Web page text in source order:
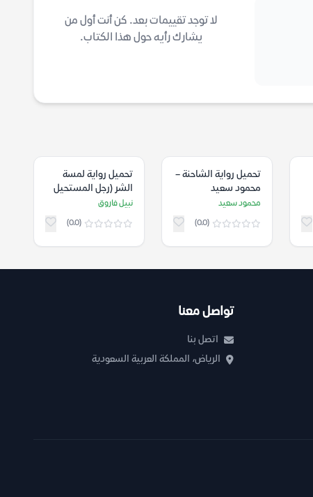
لا توجد تقييمات بعد. كن أنت أول من
يشارك رأيه حول هذا الكتاب.
تحميل رواية الشاحنة –
محمود سعيد
محمود سعيد
(0.0)
تحميل رواية لمسة
الشر (رجل المستحيل
85) – نبيل فاروق
نبيل فاروق
(0.0)
تواصل معنا
اتصل بنا
الرياض، المملكة العربية السعودية